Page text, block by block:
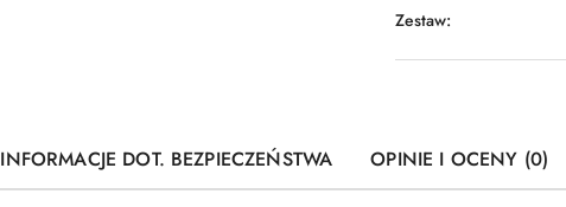
Zestaw:
INFORMACJE DOT. BEZPIECZEŃSTWA OPINIE I OCENY (0)